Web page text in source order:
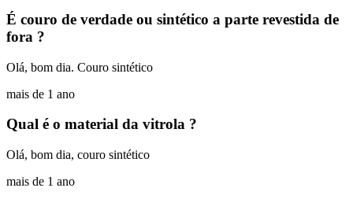
É couro de verdade ou sintético a parte revestida de
fora ?
Olá, bom dia. Couro sintético
mais de 1 ano
Qual é o material da vitrola ?
Olá, bom dia, couro sintético
mais de 1 ano